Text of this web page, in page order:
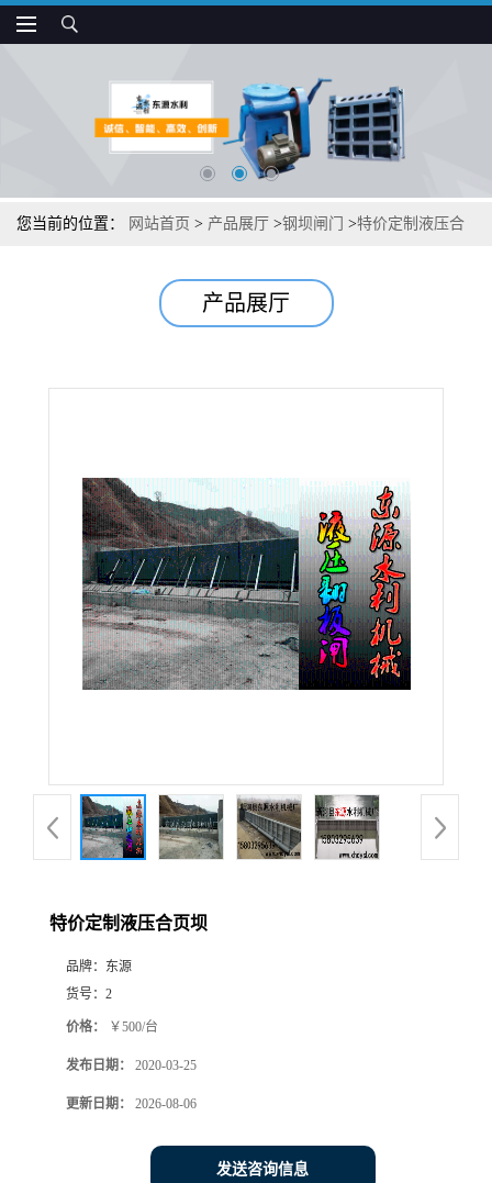
您当前的位置： 网站首页 > 产品展厅 >钢坝闸门 >特价定制液压合
产品展厅
特价定制液压合页坝
品牌： 东源
货号： 2
价格： ￥500/台
发布日期： 2020-03-25
更新日期： 2026-08-06
发送咨询信息